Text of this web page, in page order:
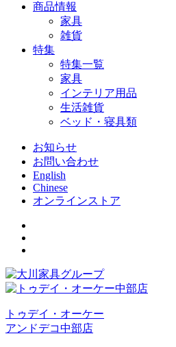
商品情報
家具
雑貨
特集
特集一覧
家具
インテリア用品
生活雑貨
ベッド・寝具類
お知らせ
お問い合わせ
English
Chinese
オンラインストア
トゥデイ・オーケー
アンドデコ中部店